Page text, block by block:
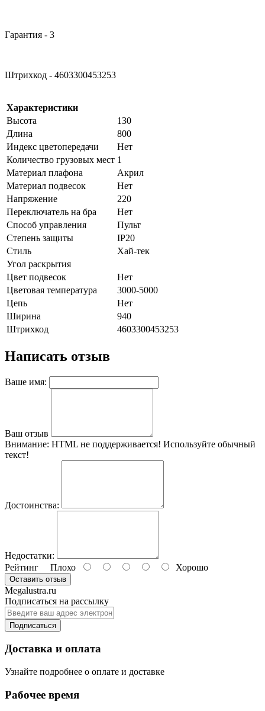
Гарантия - 3
Штрихкод - 4603300453253
Характеристики
Высота
130
Длина
800
Индекс цветопередачи
Нет
Количество грузовых мест 1
Материал плафона
Акрил
Материал подвесок
Нет
Напряжение
220
Переключатель на бра
Нет
Способ управления
Пульт
Степень защиты
IP20
Стиль
Хай-тек
Угол раскрытия
Цвет подвесок
Нет
Цветовая температура
3000-5000
Цепь
Нет
Ширина
940
Штрихкод
4603300453253
Написать отзыв
Ваше имя:
Ваш отзыв
Внимание: HTML не поддерживается! Используйте обычный
текст!
Достоинства:
Недостатки:
Рейтинг Плохо Хорошо
Оставить отзыв
Megalustra.ru
Подписаться на рассылку
Подписаться
Доставка и оплата
Узнайте подробнее о оплате и доставке
Рабочее время